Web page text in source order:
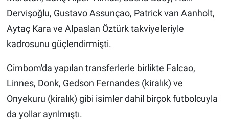
Dervişoğlu, Gustavo Assunçao, Patrick van Aanholt,
Aytaç Kara ve Alpaslan Öztürk takviyeleriyle
kadrosunu güçlendirmişti.
Cimbom'da yapılan transferlerle birlikte Falcao,
Linnes, Donk, Gedson Fernandes (kiralık) ve
Onyekuru (kiralık) gibi isimler dahil birçok futbolcuyla
da yollar ayrılmıştı.